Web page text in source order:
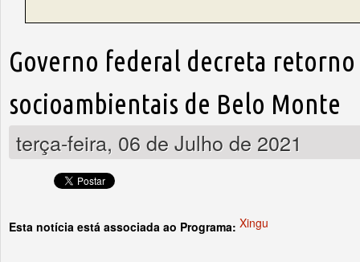
Governo federal decreta retorno
socioambientais de Belo Monte
terça-feira, 06 de Julho de 2021
Esta notícia está associada ao Programa: Xingu